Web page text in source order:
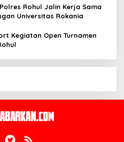
Rohul Jalin Kerja Sama
Universitas Rokania
Kegiatan Open Turnamen